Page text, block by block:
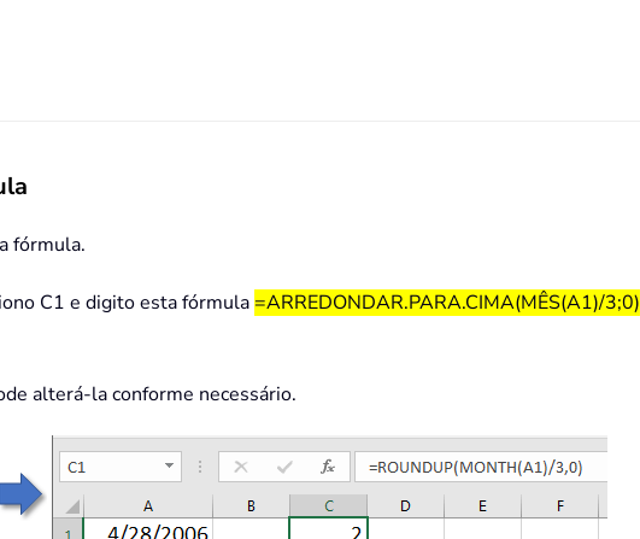
fórmula.
C1 e digito esta fórmula =ARREDONDAR.PARA.CIMA(MÊS(A1)/3;0)
alterá-la conforme necessário.